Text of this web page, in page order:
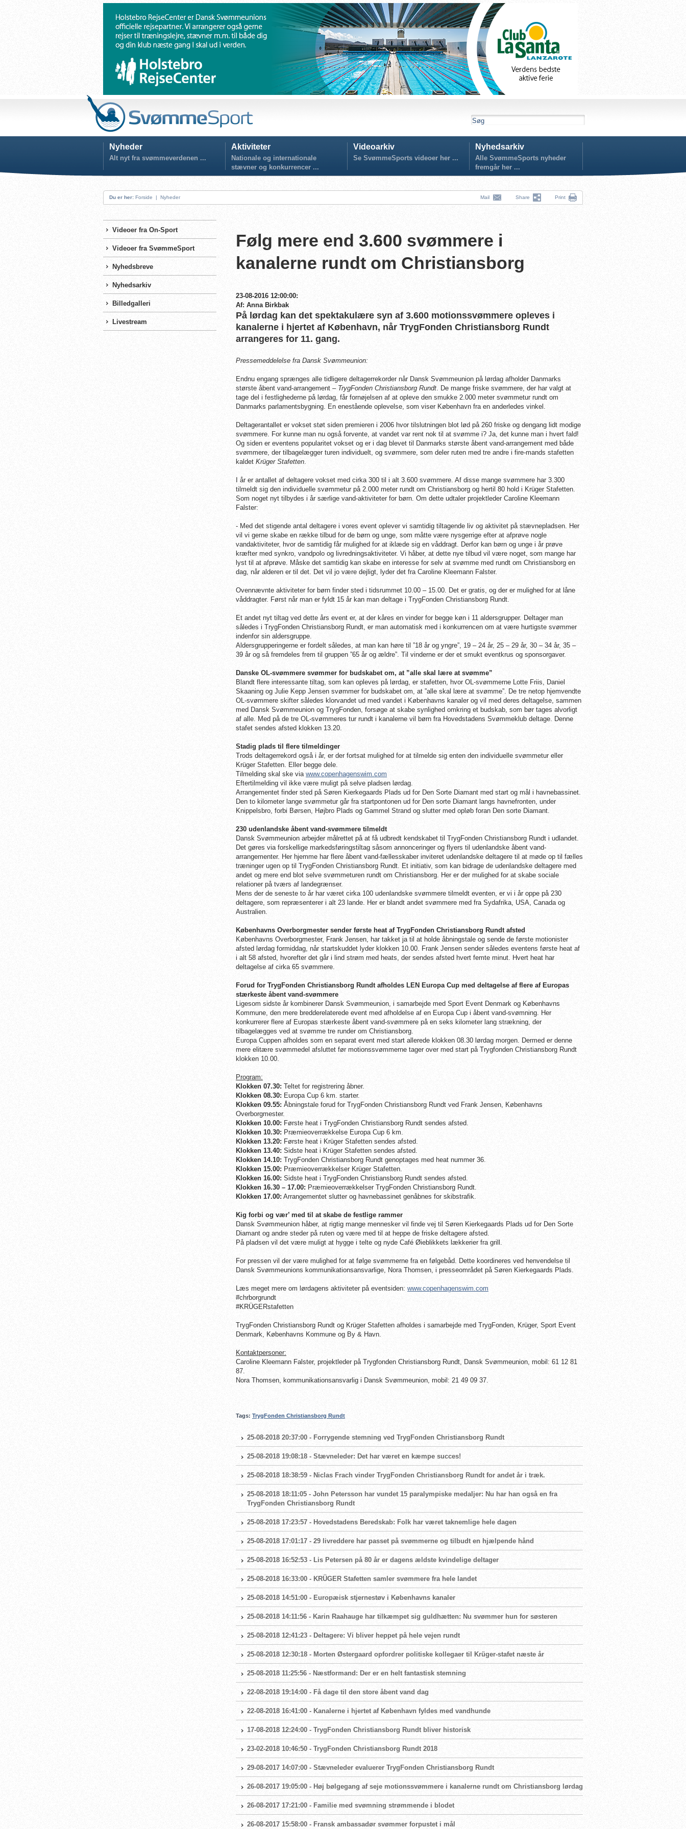
Nyheder
Alt nyt fra svømmeverdenen ...
Aktiviteter
Nationale og internationale
stævner og konkurrencer ...
Videoarkiv
Se SvømmeSports videoer her ...
Nyhedsarkiv
Alle SvømmeSports nyheder
fremgår her ...
Du er her: Forside | Nyheder Mail Share Print
Videoer fra On-Sport
Videoer fra SvømmeSport
Nyhedsbreve
Nyhedsarkiv
Billedgalleri
Livestream
Følg mere end 3.600 svømmere i
kanalerne rundt om Christiansborg
23-08-2016 12:00:00:
Af: Anna Birkbak
På lørdag kan det spektakulære syn af 3.600 motionssvømmere opleves i
kanalerne i hjertet af København, når TrygFonden Christiansborg Rundt
arrangeres for 11. gang.
Pressemeddelelse fra Dansk Svømmeunion:
Endnu engang sprænges alle tidligere deltagerrekorder når Dansk Svømmeunion på lørdag afholder Danmarks
største åbent vand-arrangement – TrygFonden Christiansborg Rundt. De mange friske svømmere, der har valgt at
tage del i festlighederne på lørdag, får fornøjelsen af at opleve den smukke 2.000 meter svømmetur rundt om
Danmarks parlamentsbygning. En enestående oplevelse, som viser København fra en anderledes vinkel.
Deltagerantallet er vokset støt siden premieren i 2006 hvor tilslutningen blot lød på 260 friske og dengang lidt modige
svømmere. For kunne man nu også forvente, at vandet var rent nok til at svømme i? Ja, det kunne man i hvert fald!
Og siden er eventens popularitet vokset og er i dag blevet til Danmarks største åbent vand-arrangement med både
svømmere, der tilbagelægger turen individuelt, og svømmere, som deler ruten med tre andre i fire-mands stafetten
kaldet Krüger Stafetten.
I år er antallet af deltagere vokset med cirka 300 til i alt 3.600 svømmere. Af disse mange svømmere har 3.300
tilmeldt sig den individuelle svømmetur på 2.000 meter rundt om Christiansborg og hertil 80 hold i Krüger Stafetten.
Som noget nyt tilbydes i år særlige vand-aktiviteter for børn. Om dette udtaler projektleder Caroline Kleemann
Falster:
- Med det stigende antal deltagere i vores event oplever vi samtidig tiltagende liv og aktivitet på stævnepladsen. Her
vil vi gerne skabe en række tilbud for de børn og unge, som måtte være nysgerrige efter at afprøve nogle
vandaktiviteter, hvor de samtidig får mulighed for at iklæde sig en våddragt. Derfor kan børn og unge i år prøve
kræfter med synkro, vandpolo og livredningsaktiviteter. Vi håber, at dette nye tilbud vil være noget, som mange har
lyst til at afprøve. Måske det samtidig kan skabe en interesse for selv at svømme med rundt om Christiansborg en
dag, når alderen er til det. Det vil jo være dejligt, lyder det fra Caroline Kleemann Falster.
Ovennævnte aktiviteter for børn finder sted i tidsrummet 10.00 – 15.00. Det er gratis, og der er mulighed for at låne
våddragter. Først når man er fyldt 15 år kan man deltage i TrygFonden Christiansborg Rundt.
Et andet nyt tiltag ved dette års event er, at der kåres en vinder for begge køn i 11 aldersgrupper. Deltager man
således i TrygFonden Christiansborg Rundt, er man automatisk med i konkurrencen om at være hurtigste svømmer
indenfor sin aldersgruppe.
Aldersgrupperingerne er fordelt således, at man kan høre til ”18 år og yngre”, 19 – 24 år, 25 – 29 år, 30 – 34 år, 35 –
39 år og så fremdeles frem til gruppen ”65 år og ældre”. Til vinderne er der et smukt eventkrus og sponsorgaver.
Danske OL-svømmere svømmer for budskabet om, at ”alle skal lære at svømme”
Blandt flere interessante tiltag, som kan opleves på lørdag, er stafetten, hvor OL-svømmerne Lotte Friis, Daniel
Skaaning og Julie Kepp Jensen svømmer for budskabet om, at ”alle skal lære at svømme”. De tre netop hjemvendte
OL-svømmere skifter således klorvandet ud med vandet i Københavns kanaler og vil med deres deltagelse, sammen
med Dansk Svømmeunion og TrygFonden, forsøge at skabe synlighed omkring et budskab, som bør tages alvorligt
af alle. Med på de tre OL-svømmeres tur rundt i kanalerne vil børn fra Hovedstadens Svømmeklub deltage. Denne
stafet sendes afsted klokken 13.20.
Stadig plads til flere tilmeldinger
Trods deltagerrekord også i år, er der fortsat mulighed for at tilmelde sig enten den individuelle svømmetur eller
Krüger Stafetten. Eller begge dele.
Tilmelding skal ske via www.copenhagenswim.com
Eftertilmelding vil ikke være muligt på selve pladsen lørdag.
Arrangementet finder sted på Søren Kierkegaards Plads ud for Den Sorte Diamant med start og mål i havnebassinet.
Den to kilometer lange svømmetur går fra startpontonen ud for Den sorte Diamant langs havnefronten, under
Knippelsbro, forbi Børsen, Højbro Plads og Gammel Strand og slutter med opløb foran Den sorte Diamant.
230 udenlandske åbent vand-svømmere tilmeldt
Dansk Svømmeunion arbejder målrettet på at få udbredt kendskabet til TrygFonden Christiansborg Rundt i udlandet.
Det gøres via forskellige markedsføringstiltag såsom annonceringer og flyers til udenlandske åbent vand-
arrangementer. Her hjemme har flere åbent vand-fællesskaber inviteret udenlandske deltagere til at møde op til fælles
træninger ugen op til TrygFonden Christiansborg Rundt. Et initiativ, som kan bidrage de udenlandske deltagere med
andet og mere end blot selve svømmeturen rundt om Christiansborg. Her er der mulighed for at skabe sociale
relationer på tværs af landegrænser.
Mens der de seneste to år har været cirka 100 udenlandske svømmere tilmeldt eventen, er vi i år oppe på 230
deltagere, som repræsenterer i alt 23 lande. Her er blandt andet svømmere med fra Sydafrika, USA, Canada og
Australien.
Københavns Overborgmester sender første heat af TrygFonden Christiansborg Rundt afsted
Københavns Overborgmester, Frank Jensen, har takket ja til at holde åbningstale og sende de første motionister
afsted lørdag formiddag, når startskuddet lyder klokken 10.00. Frank Jensen sender således eventens første heat af
i alt 58 afsted, hvorefter det går i lind strøm med heats, der sendes afsted hvert femte minut. Hvert heat har
deltagelse af cirka 65 svømmere.
Forud for TrygFonden Christiansborg Rundt afholdes LEN Europa Cup med deltagelse af flere af Europas
stærkeste åbent vand-svømmere
Ligesom sidste år kombinerer Dansk Svømmeunion, i samarbejde med Sport Event Denmark og Københavns
Kommune, den mere bredderelaterede event med afholdelse af en Europa Cup i åbent vand-svømning. Her
konkurrerer flere af Europas stærkeste åbent vand-svømmere på en seks kilometer lang strækning, der
tilbagelægges ved at svømme tre runder om Christiansborg.
Europa Cuppen afholdes som en separat event med start allerede klokken 08.30 lørdag morgen. Dermed er denne
mere elitære svømmedel afsluttet før motionssvømmerne tager over med start på Trygfonden Christiansborg Rundt
klokken 10.00.
Program:
Klokken 07.30: Teltet for registrering åbner.
Klokken 08.30: Europa Cup 6 km. starter.
Klokken 09.55: Åbningstale forud for TrygFonden Christiansborg Rundt ved Frank Jensen, Københavns
Overborgmester.
Klokken 10.00: Første heat i TrygFonden Christiansborg Rundt sendes afsted.
Klokken 10.30: Præmieoverrækkelse Europa Cup 6 km.
Klokken 13.20: Første heat i Krüger Stafetten sendes afsted.
Klokken 13.40: Sidste heat i Krüger Stafetten sendes afsted.
Klokken 14.10: TrygFonden Christiansborg Rundt genoptages med heat nummer 36.
Klokken 15.00: Præmieoverrækkelser Krüger Stafetten.
Klokken 16.00: Sidste heat i TrygFonden Christiansborg Rundt sendes afsted.
Klokken 16.30 – 17.00: Præmieoverrækkelser TrygFonden Christiansborg Rundt.
Klokken 17.00: Arrangementet slutter og havnebassinet genåbnes for skibstrafik.
Kig forbi og vær’ med til at skabe de festlige rammer
Dansk Svømmeunion håber, at rigtig mange mennesker vil finde vej til Søren Kierkegaards Plads ud for Den Sorte
Diamant og andre steder på ruten og være med til at heppe de friske deltagere afsted.
På pladsen vil det være muligt at hygge i telte og nyde Café Øieblikkets lækkerier fra grill.
For pressen vil der være mulighed for at følge svømmerne fra en følgebåd. Dette koordineres ved henvendelse til
Dansk Svømmeunions kommunikationsansvarlige, Nora Thomsen, i presseområdet på Søren Kierkegaards Plads.
Læs meget mere om lørdagens aktiviteter på eventsiden: www.copenhagenswim.com
#chrborgrundt
#KRÜGERstafetten
TrygFonden Christiansborg Rundt og Krüger Stafetten afholdes i samarbejde med TrygFonden, Krüger, Sport Event
Denmark, Københavns Kommune og By & Havn.
Kontaktpersoner:
Caroline Kleemann Falster, projektleder på Trygfonden Christiansborg Rundt, Dansk Svømmeunion, mobil: 61 12 81
87.
Nora Thomsen, kommunikationsansvarlig i Dansk Svømmeunion, mobil: 21 49 09 37.
Tags: TrygFonden Christiansborg Rundt
25-08-2018 20:37:00 - Forrygende stemning ved TrygFonden Christiansborg Rundt
25-08-2018 19:08:18 - Stævneleder: Det har været en kæmpe succes!
25-08-2018 18:38:59 - Niclas Frach vinder TrygFonden Christiansborg Rundt for andet år i træk.
25-08-2018 18:11:05 - John Petersson har vundet 15 paralympiske medaljer: Nu har han også en fra
TrygFonden Christiansborg Rundt
25-08-2018 17:23:57 - Hovedstadens Beredskab: Folk har været taknemlige hele dagen
25-08-2018 17:01:17 - 29 livreddere har passet på svømmerne og tilbudt en hjælpende hånd
25-08-2018 16:52:53 - Lis Petersen på 80 år er dagens ældste kvindelige deltager
25-08-2018 16:33:00 - KRÜGER Stafetten samler svømmere fra hele landet
25-08-2018 14:51:00 - Europæisk stjernestøv i Københavns kanaler
25-08-2018 14:11:56 - Karin Raahauge har tilkæmpet sig guldhætten: Nu svømmer hun for søsteren
25-08-2018 12:41:23 - Deltagere: Vi bliver heppet på hele vejen rundt
25-08-2018 12:30:18 - Morten Østergaard opfordrer politiske kollegaer til Krüger-stafet næste år
25-08-2018 11:25:56 - Næstformand: Der er en helt fantastisk stemning
22-08-2018 19:14:00 - Få dage til den store åbent vand dag
22-08-2018 16:41:00 - Kanalerne i hjertet af København fyldes med vandhunde
17-08-2018 12:24:00 - TrygFonden Christiansborg Rundt bliver historisk
23-02-2018 10:46:50 - TrygFonden Christiansborg Rundt 2018
29-08-2017 14:07:00 - Stævneleder evaluerer TrygFonden Christiansborg Rundt
26-08-2017 19:05:00 - Høj bølgegang af seje motionssvømmere i kanalerne rundt om Christiansborg lørdag
26-08-2017 17:21:00 - Familie med svømning strømmende i blodet
26-08-2017 15:58:00 - Fransk ambassadør svømmer forpustet i mål